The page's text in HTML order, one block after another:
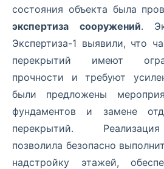
состояния объекта была
экспертиза сооружений.
Экспертиза-1 выявили, что
перекрытий имеют
прочности и требуют
были предложены
фундаментов и замене
перекрытий.
позволила безопасно
надстройку этажей,